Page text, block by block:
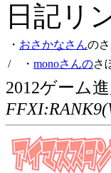
日記リ
・ おさかなさんの
/ ・ monoさんのさ
2012ゲーム